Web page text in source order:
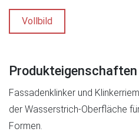
Vollbild
Produkteigenschaften
Fassadenklinker und
der Wasserstrich-Oberfläche
Formen.